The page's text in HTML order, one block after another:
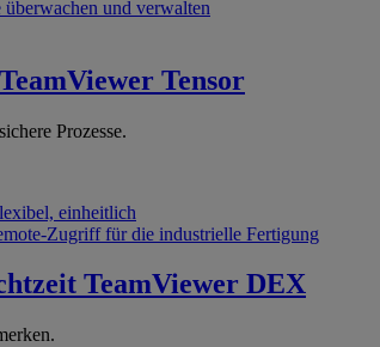
überwachen und verwalten
TeamViewer Tensor
Prozesse.
einheitlich
Zugriff für die industrielle Fertigung
TeamViewer DEX